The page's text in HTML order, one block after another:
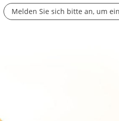
Melden Sie sich bitte an, um